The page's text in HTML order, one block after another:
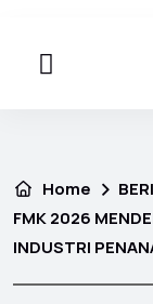
Home
FMK 2026
INDUSTRI